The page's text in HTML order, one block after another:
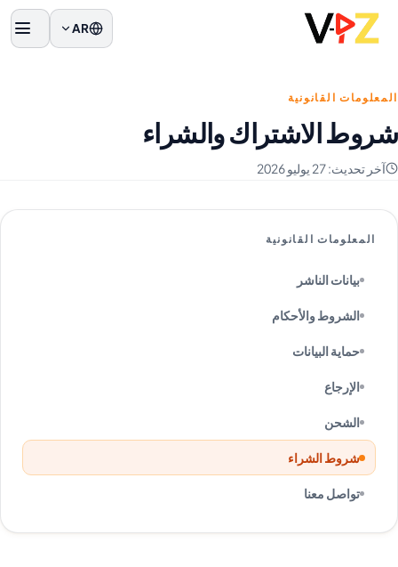
AR
المعلومات القانونية
شروط الاشتراك والشراء
آخر تحديث:27 يوليو 2026
المعلومات القانونية
بيانات الناشر
الشروط والأحكام
حماية البيانات
الإرجاع
الشحن
شروط الشراء
تواصل معنا